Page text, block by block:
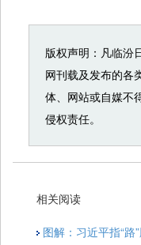
版权声明：凡临汾
网刊载及发布的各
体、网站或自媒不
侵权责任。
相关阅读
图解：习近平指“路